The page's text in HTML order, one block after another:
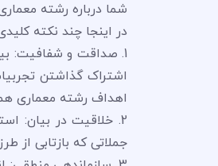
شما درباره رشته
در اینجا چند نکته
1. صداقت و شفافیت:
اشتراک گذاشتن
اهداف رشته معماری
2. خلاقیت در بیان:
جملاتی که بازتابی از